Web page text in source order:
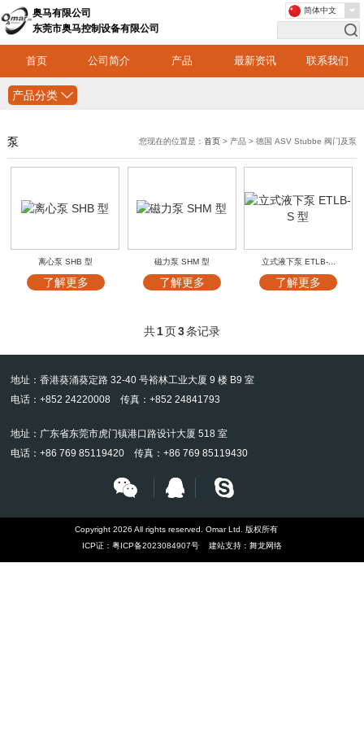
奥马有限公司
东莞市奥马控制设备有限公司
首页 公司简介 产品 最新资讯 联系我们
简体中文
产品分类
泵 您现在的位置是：首页 > 产品 > 德国 ASV Stubbe 阀门及泵
离心泵 SHB 型
了解更多
磁力泵 SHM 型
了解更多
立式液下泵 ETLB-...
了解更多
共1页3条记录
地址：香港葵涌葵定路 32-40 号裕林工业大厦 9 楼 B9 室
电话：+852 24220008 传真：+852 24841793
地址：广东省东莞市虎门镇港口路设计大厦 518 室
电话：+86 769 85119420 传真：+86 769 85119430
Copyright 2026 All rights reserved. Omar Ltd. 版权所有
ICP证： 粤ICP备2023084907号 建站支持： 舞龙网络